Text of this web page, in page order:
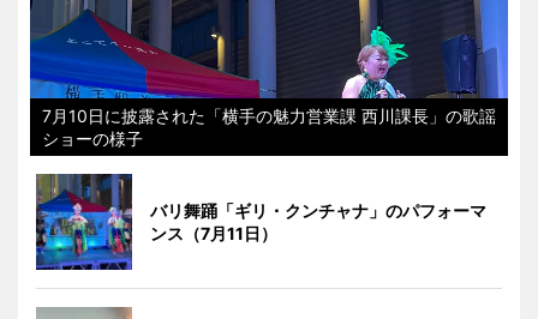
7月10日に披露された「横手の魅力営業課 西川課長」の歌謡
ショーの様子
バリ舞踊「ギリ・クンチャナ」のパフォーマ
ンス（7月11日）